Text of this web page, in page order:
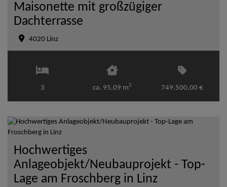
Maisonette mit großzügiger
Dachterrasse
4020 Linz
3 ca. 95,09 m2 749.500,00 €
Hochwertiges
Anlageobjekt/Neubauprojekt - Top-
Lage am Froschberg in Linz